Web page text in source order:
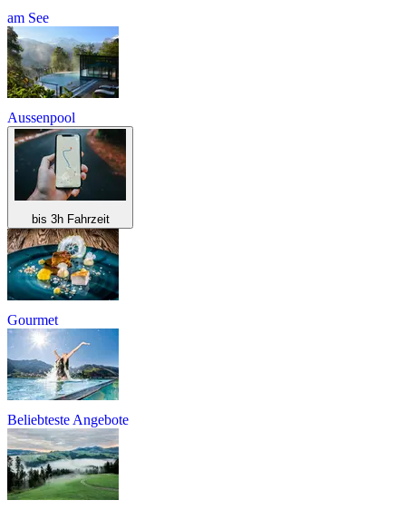
am See
Aussenpool
bis 3h Fahrzeit
Gourmet
Beliebteste Angebote